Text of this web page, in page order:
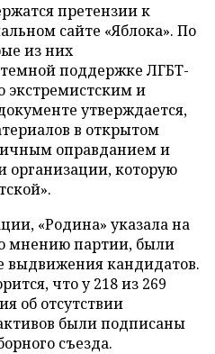
претензии к
сайте «Яблока». По
из них
поддержке ЛГБТ-
экстремистским и
утверждается,
в открытом
оправданием и
организации, которую
«Родина» указала на
мнению партии, были
выдвижения кандидатов.
что у 218 из 269
об отсутствии
были подписаны
съезда.